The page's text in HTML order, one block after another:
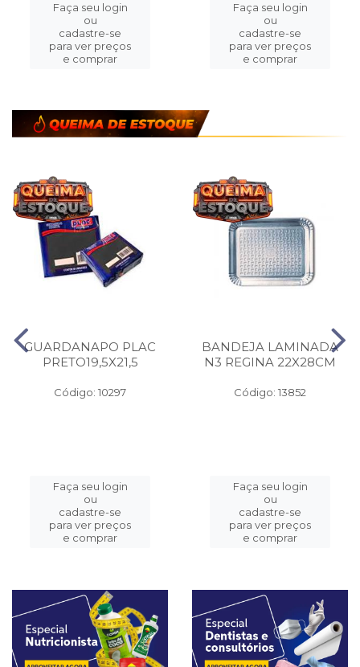
Faça seu login
ou
cadastre-se
para ver preços
e comprar
Faça seu login
ou
cadastre-se
para ver preços
e comprar
GUARDANAPO PLAC
PRETO19,5X21,5
Código: 10297
Faça seu login
ou
cadastre-se
para ver preços
e comprar
BANDEJA LAMINADA
N3 REGINA 22X28CM
Código: 13852
Faça seu login
ou
cadastre-se
para ver preços
e comprar